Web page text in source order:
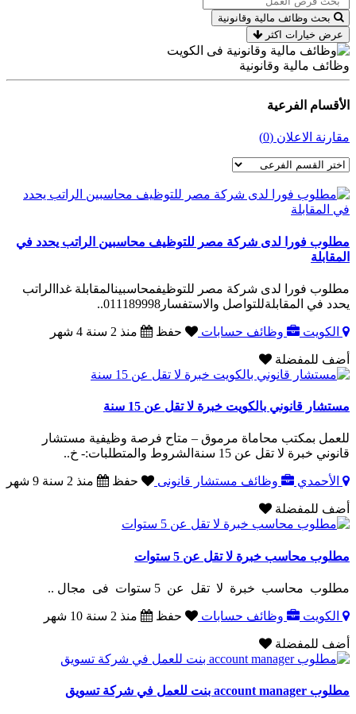
بحث وظائف مالية وقانونية
عرض خيارات اكثر
وظائف مالية وقانونية
الأقسام الفرعية
مقارنة الاعلان (0)
مطلوب فورا لدى شركة مصر للتوظيف محاسبين الراتب يحدد في
المقابلة
مطلوب فورا لدى شركة مصر للتوظيفمحاسبينالمقابلة غداالراتب
يحدد في المقابلةللتواصل والاستفسار011189998..
الكويت وظائف حسابات حفظ منذ 2 سنة 4 شهر
أضف للمفضلة
مستشار قانوني بالكويت خبرة لا تقل عن 15 سنة
للعمل بمكتب محاماة مرموق – متاح فرصة وظيفية مستشار
قانوني خبرة لا تقل عن 15 سنةالشروط والمتطلبات:- خ..
الأحمدي وظائف مستشار قانونى حفظ منذ 2 سنة 9 شهر
أضف للمفضلة
مطلوب محاسب خبرة لا تقل عن 5 ستوات
مطلوب محاسب خبرة لا تقل عن 5 ستوات فى مجال ..
الكويت وظائف حسابات حفظ منذ 2 سنة 10 شهر
أضف للمفضلة
مطلوب account manager بنت للعمل في شركة تسويق